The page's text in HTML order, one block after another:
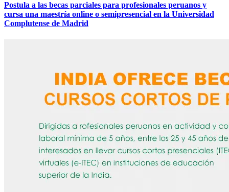
Postula a las becas parciales para profesionales peruanos y
cursa una maestría online o semipresencial en la Universidad
Complutense de Madrid